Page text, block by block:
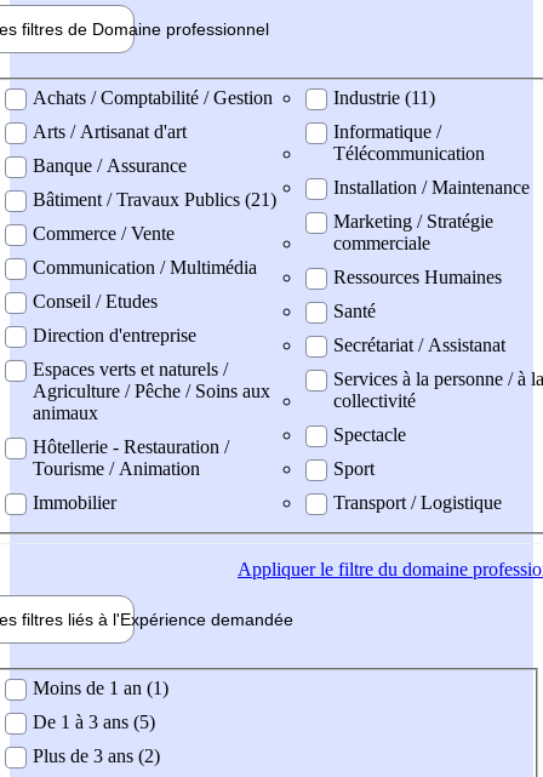
filtres de Domaine professionnel
professionel
Achats / Comptabilité / Gestion
Arts / Artisanat d'art
Banque / Assurance
Bâtiment / Travaux Publics (21)
Commerce / Vente
Communication / Multimédia
Conseil / Etudes
Direction d'entreprise
Espaces verts et naturels /
Agriculture / Pêche / Soins aux
animaux
Hôtellerie - Restauration /
Tourisme / Animation
Immobilier
Industrie (11)
Informatique /
Télécommunication
Installation / Maintenance
Marketing / Stratégie
commerciale
Ressources Humaines
Santé
Secrétariat / Assistanat
Services à la personne / à la
collectivité
Spectacle
Sport
Transport / Logistique
Appliquerle filtre du domaine
filtres liés à l'Expérience demandée
demandée
Moins de 1 an (1)
De 1 à 3 ans (5)
Plus de 3 ans (2)